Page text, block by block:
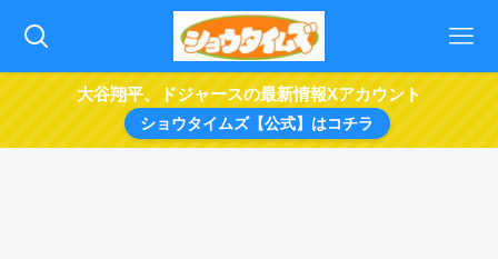
大谷翔平、ドジャースの最新情報Xアカウント
ショウタイムズ【公式】はコチラ